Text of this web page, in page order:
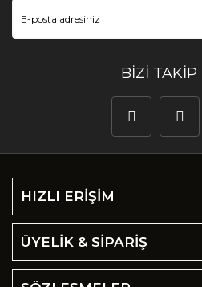
BİZİ TAKİP
HIZLI ERİŞİM
ÜYELİK & SİPARİŞ